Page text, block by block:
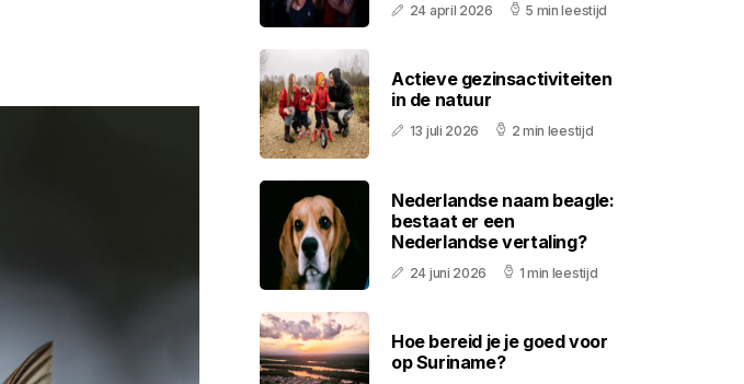
24 april 2026 5 min leestijd
Actieve gezinsactiviteiten
in de natuur
13 juli 2026 2 min leestijd
Nederlandse naam beagle:
bestaat er een
Nederlandse vertaling?
24 juni 2026 1 min leestijd
Hoe bereid je je goed voor
op Suriname?